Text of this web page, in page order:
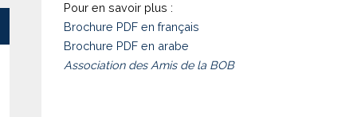
Pour en savoir plus :
Brochure PDF en français
Brochure PDF en arabe
Association des Amis de la BOB